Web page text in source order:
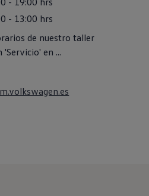
Volkswagen
- 13:00 hrs
de nuestro taller
'Servicio' en ...